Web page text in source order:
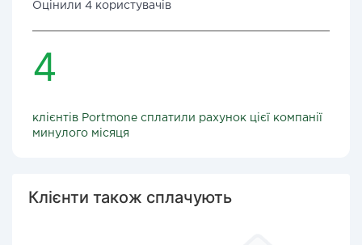
Оцінили 4 користувачів
4
клієнтів Portmone сплатили рахунок цієї компанії
минулого місяця
Клієнти також сплачують